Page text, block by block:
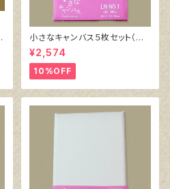
小さなキャンバス５枚セット（麻
キャンバス裏面張り）
¥2,574
10%OFF